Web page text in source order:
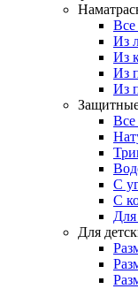
Все
Из
Из
Из
Из
Все
С
С
Для
Для